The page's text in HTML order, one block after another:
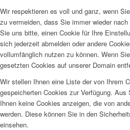
Wir respektieren es voll und ganz, wenn
zu vermeiden, dass Sie immer wieder
Sie uns bitte, einen Cookie für Ihre
sich jederzeit abmelden oder andere
vollumfänglich nutzen zu können. Wenn
gesetzten Cookies auf unserer Domain
Wir stellen Ihnen eine Liste der von Ihrem
gespeicherten Cookies zur Verfügung. Aus
Ihnen keine Cookies anzeigen, die von
werden. Diese können Sie in den
einsehen.